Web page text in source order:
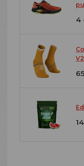
4